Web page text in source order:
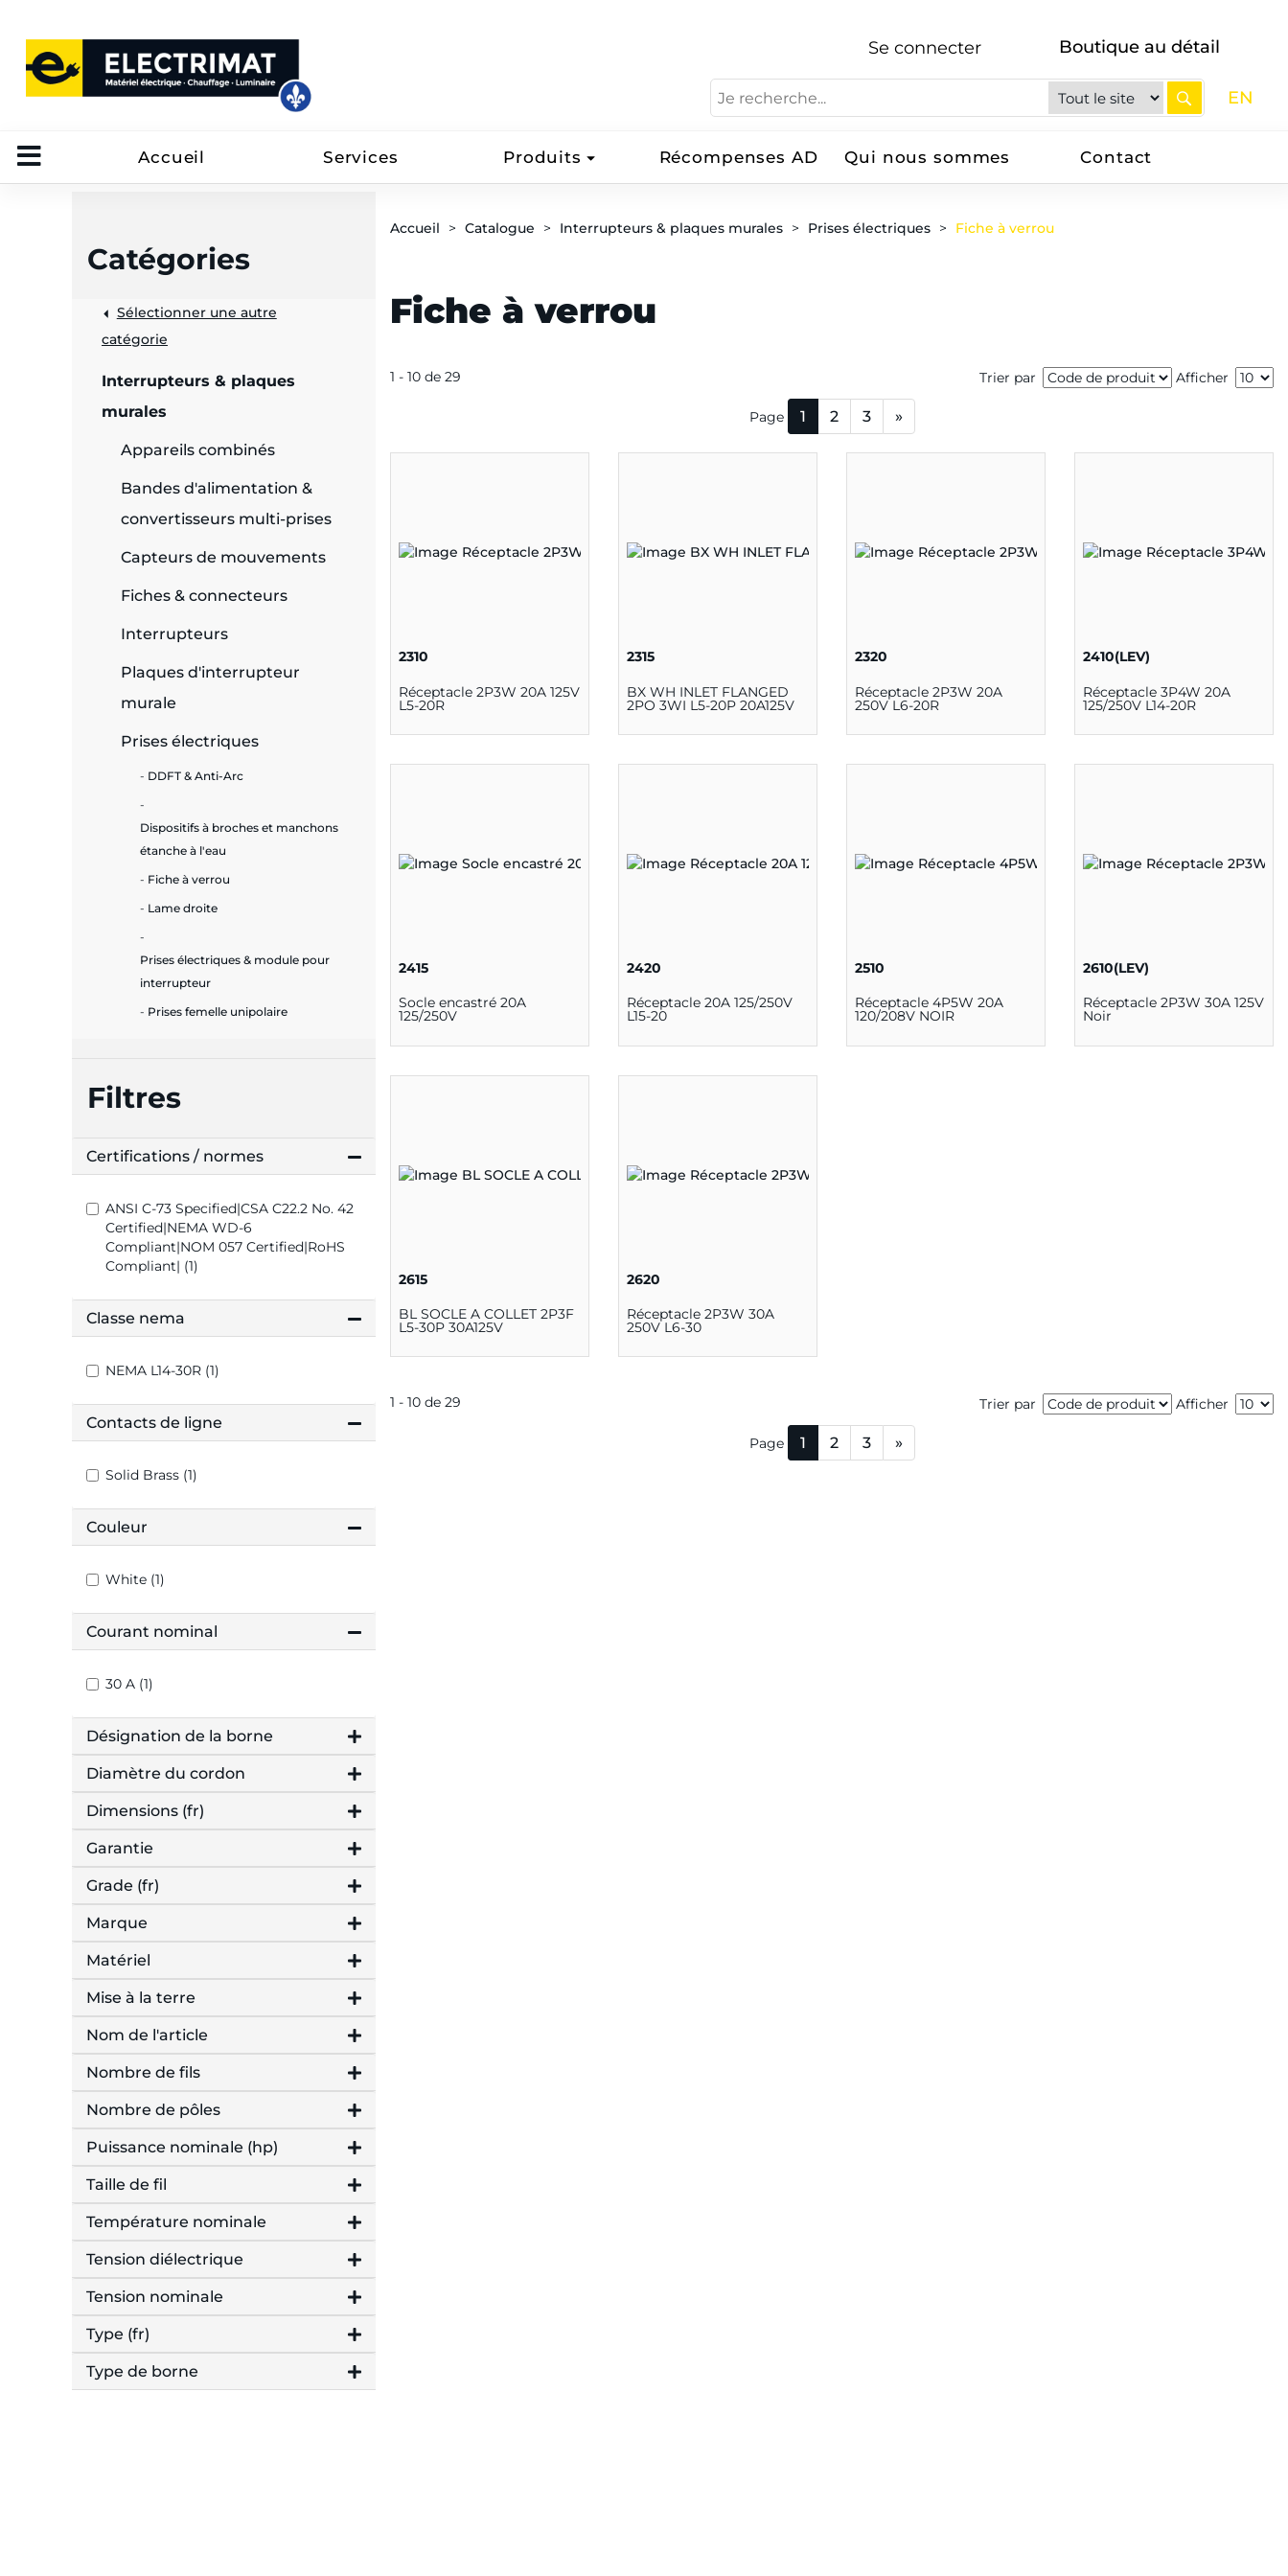
Se connecter Boutique au détail
EN
Accueil Services Produits Récompenses AD Qui nous sommes Contact
Catégories
Sélectionner une autre
catégorie
Interrupteurs & plaques
murales
Appareils combinés
Bandes d'alimentation &
convertisseurs multi-prises
Capteurs de mouvements
Fiches & connecteurs
Interrupteurs
Plaques d'interrupteur
murale
Prises électriques
DDFT & Anti-Arc
Dispositifs à broches et manchons
étanche à l'eau
Fiche à verrou
Lame droite
Prises électriques & module pour
interrupteur
Prises femelle unipolaire
Filtres
Certifications / normes
ANSI C-73 Specified|CSA C22.2 No. 42
Certified|NEMA WD-6
Compliant|NOM 057 Certified|RoHS
Compliant| (1)
Classe nema
NEMA L14-30R (1)
Contacts de ligne
Solid Brass (1)
Couleur
White (1)
Courant nominal
30 A (1)
Désignation de la borne
Diamètre du cordon
Dimensions (fr)
Garantie
Grade (fr)
Marque
Matériel
Mise à la terre
Nom de l'article
Nombre de fils
Nombre de pôles
Puissance nominale (hp)
Taille de fil
Température nominale
Tension diélectrique
Tension nominale
Type (fr)
Type de borne
Accueil Catalogue Interrupteurs & plaques murales Prises électriques Fiche à verrou
Fiche à verrou
1 - 10 de 29 Trier par Afficher
Page 1 2 3 »
2310
Réceptacle 2P3W 20A 125V
L5-20R
2315
BX WH INLET FLANGED
2PO 3WI L5-20P 20A125V
2320
Réceptacle 2P3W 20A
250V L6-20R
2410(LEV)
Réceptacle 3P4W 20A
125/250V L14-20R
2415
Socle encastré 20A
125/250V
2420
Réceptacle 20A 125/250V
L15-20
2510
Réceptacle 4P5W 20A
120/208V NOIR
2610(LEV)
Réceptacle 2P3W 30A 125V
Noir
2615
BL SOCLE A COLLET 2P3F
L5-30P 30A125V
2620
Réceptacle 2P3W 30A
250V L6-30
1 - 10 de 29 Trier par Afficher
Page 1 2 3 »